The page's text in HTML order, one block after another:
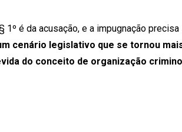
é da acusação, e a impugnação
cenário legislativo que se tornou
do conceito de organização